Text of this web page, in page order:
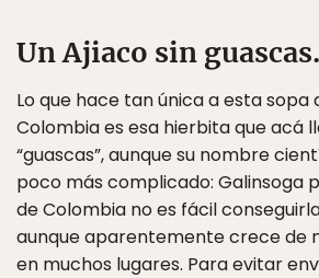
Un Ajiaco sin guascas.
Lo que hace tan única a esta
Colombia es esa hierbita que acá
“guascas”, aunque su nombre
poco más complicado: Galinsoga
de Colombia no es fácil
aunque aparentemente crece de
en muchos lugares. Para evitar